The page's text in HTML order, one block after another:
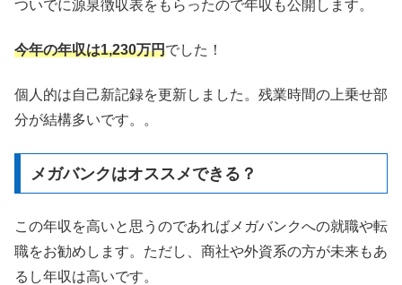
ついでに源泉徴収表をもらったので年収も公開します。
今年の年収は1,230万円でした！
個人的は自己新記録を更新しました。残業時間の上乗せ部
分が結構多いです。。
メガバンクはオススメできる？
この年収を高いと思うのであればメガバンクへの就職や転
職をお勧めします。ただし、商社や外資系の方が未来もあ
るし年収は高いです。